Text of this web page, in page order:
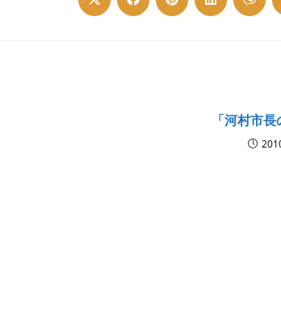
Opens
in
Opens
in
Opens
in
Opens
in in
「河村市